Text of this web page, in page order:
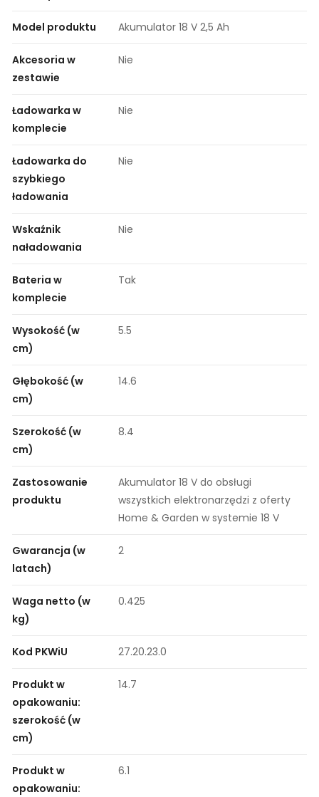
Model produktu Akumulator 18 V 2,5 Ah
Akcesoria w
zestawie
Nie
Ładowarka w
komplecie
Nie
Ładowarka do
szybkiego
ładowania
Nie
Wskaźnik
naładowania
Nie
Bateria w
komplecie
Tak
Wysokość (w
cm)
5.5
Głębokość (w
cm)
14.6
Szerokość (w
cm)
8.4
Zastosowanie
produktu
Akumulator 18 V do obsługi
wszystkich elektronarzędzi z oferty
Home & Garden w systemie 18 V
Gwarancja (w
latach)
2
Waga netto (w
kg)
0.425
Kod PKWiU 27.20.23.0
Produkt w
opakowaniu:
szerokość (w
cm)
14.7
Produkt w
opakowaniu:
6.1